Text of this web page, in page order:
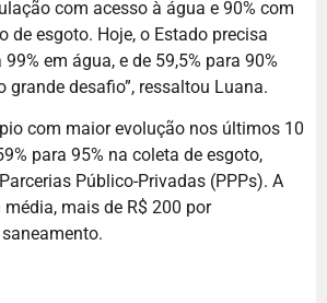
com acesso à água e 90% com
de esgoto. Hoje, o Estado precisa
em água, e de 59,5% para 90%
grande desafio”, ressaltou Luana.
com maior evolução nos últimos 10
para 95% na coleta de esgoto,
Público-Privadas (PPPs). A
mais de R$ 200 por